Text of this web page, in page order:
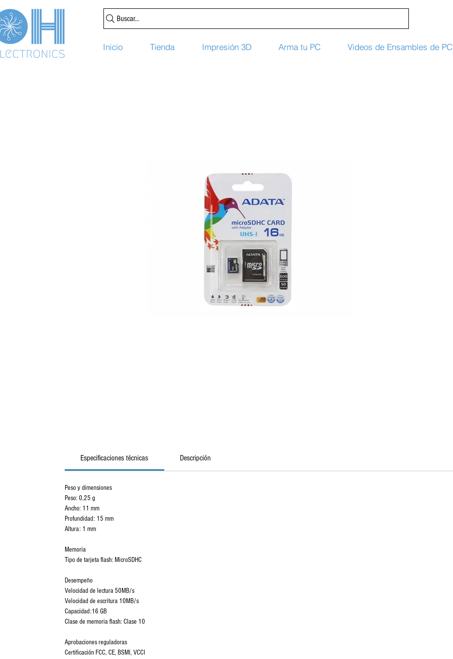
Buscar...
Inicio Tienda Impresión 3D Arma tu PC Videos de Ensambles de PC
Especificaciones técnicas Descripción
Peso y dimensiones
Peso: 0,25 g
Ancho: 11 mm
Profundidad: 15 mm
Altura: 1 mm
Memoria
Tipo de tarjeta flash: MicroSDHC
Desempeño
Velocidad de lectura 50MB/s
Velocidad de escritura 10MB/s
Capacidad:16 GB
Clase de memoria flash: Clase 10
Aprobaciones reguladoras
Certificación FCC, CE, BSMI, VCCI